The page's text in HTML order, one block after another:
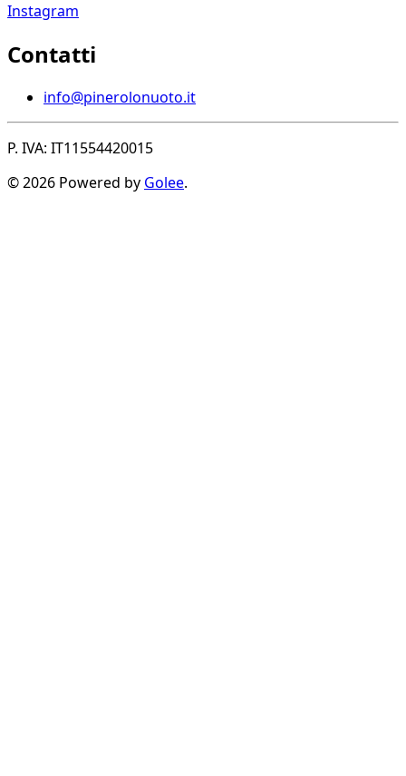
Instagram
Contatti
info@pinerolonuoto.it
P. IVA: IT11554420015
© 2026 Powered by Golee.